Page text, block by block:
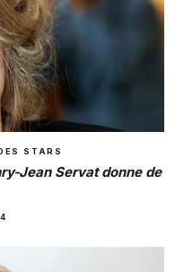
STARS
Jean Servat donne de